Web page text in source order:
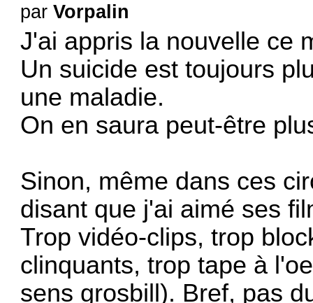
parVorpalin
J'ai appris la nouvelle ce
Un suicide est toujours
une maladie.
On en saura peut-être
Sinon, même dans ces
disant que j'ai aimé ses
Trop vidéo-clips, trop
clinquants, trop tape à
sens grosbill). Bref, pas